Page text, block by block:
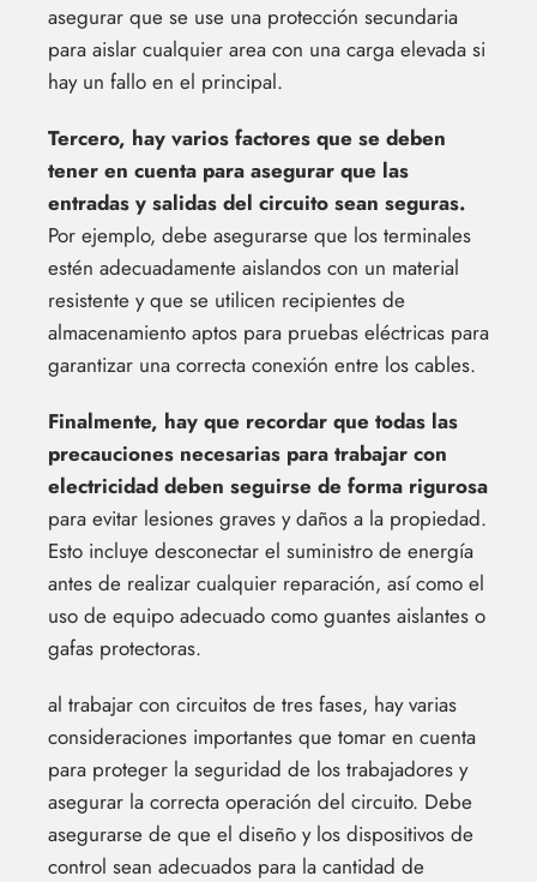
asegurar que se use una protección secundaria
para aislar cualquier area con una carga elevada si
hay un fallo en el principal.
Tercero, hay varios factores que se deben
tener en cuenta para asegurar que las
entradas y salidas del circuito sean seguras.
Por ejemplo, debe asegurarse que los terminales
estén adecuadamente aislandos con un material
resistente y que se utilicen recipientes de
almacenamiento aptos para pruebas eléctricas para
garantizar una correcta conexión entre los cables.
Finalmente, hay que recordar que todas las
precauciones necesarias para trabajar con
electricidad deben seguirse de forma rigurosa
para evitar lesiones graves y daños a la propiedad.
Esto incluye desconectar el suministro de energía
antes de realizar cualquier reparación, así como el
uso de equipo adecuado como guantes aislantes o
gafas protectoras.
al trabajar con circuitos de tres fases, hay varias
consideraciones importantes que tomar en cuenta
para proteger la seguridad de los trabajadores y
asegurar la correcta operación del circuito. Debe
asegurarse de que el diseño y los dispositivos de
control sean adecuados para la cantidad de